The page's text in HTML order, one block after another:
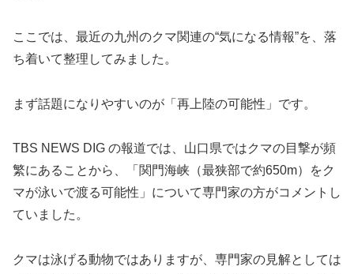
ここでは、最近の九州のクマ関連の“気になる情報”を、落
ち着いて整理してみました。
まず話題になりやすいのが「再上陸の可能性」です。
TBS NEWS DIG の報道では、山口県ではクマの目撃が頻
繁にあることから、「関門海峡（最狭部で約650m）をク
マが泳いで渡る可能性」について専門家の方がコメントし
ていました。
クマは泳げる動物ではありますが、専門家の見解としては